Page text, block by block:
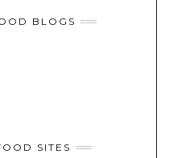
BLOGS
SITES